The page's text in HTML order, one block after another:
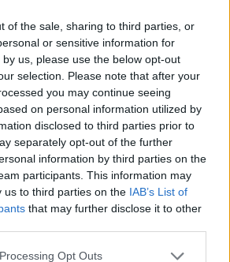
of the sale, sharing to third parties, or
or sensitive information for
us, please use the below opt-out
selection. Please note that after your
you may continue seeing
on personal information utilized by
disclosed to third parties prior to
separately opt-out of the further
information by third parties on the
participants. This information may
us to third parties on the IAB’s List of
that may further disclose it to other
website/app uses one or more Google
Opt Outs
Twitter
Telegram
Email